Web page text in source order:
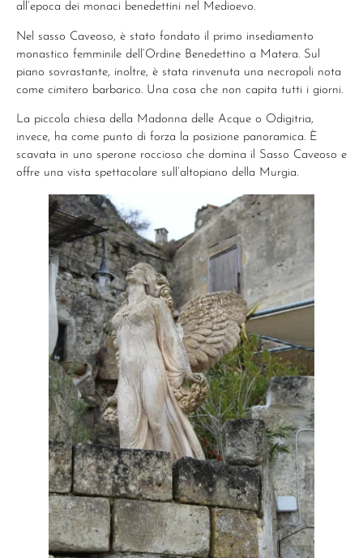
all’epoca dei monaci benedettini nel Medioevo.
Nel sasso Caveoso, è stato fondato il primo insediamento
monastico femminile dell’Ordine Benedettino a Matera. Sul
piano sovrastante, inoltre, è stata rinvenuta una necropoli nota
come cimitero barbarico. Una cosa che non capita tutti i giorni.
La piccola chiesa della Madonna delle Acque o Odigitria,
invece, ha come punto di forza la posizione panoramica. È
scavata in uno sperone roccioso che domina il Sasso Caveoso e
offre una vista spettacolare sull’altopiano della Murgia.